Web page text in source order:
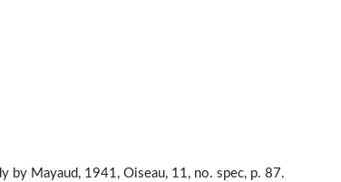
by Mayaud, 1941, Oiseau, 11, no. spec, p. 87.